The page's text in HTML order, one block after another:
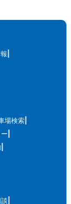
場検索